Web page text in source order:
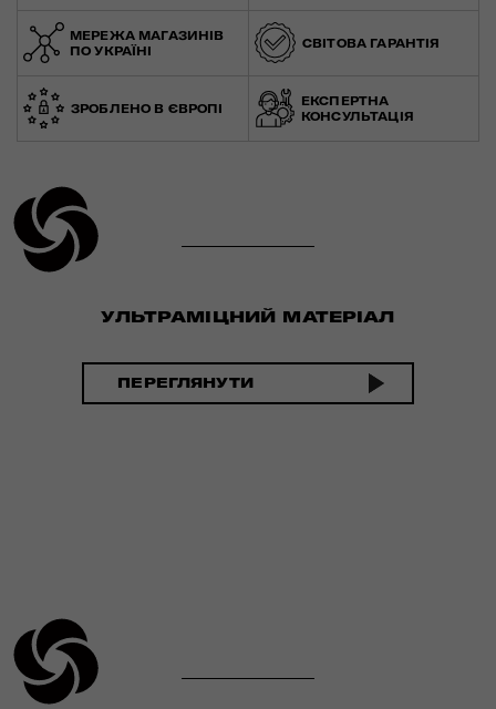
МЕРЕЖА МАГАЗИНІВ
ПО УКРАЇНІ
СВІТОВА ГАРАНТІЯ
ЗРОБЛЕНО В ЄВРОПІ
ЕКСПЕРТНА
КОНСУЛЬТАЦІЯ
УЛЬТРАМІЦНИЙ МАТЕРІАЛ
ПЕРЕГЛЯНУТИ